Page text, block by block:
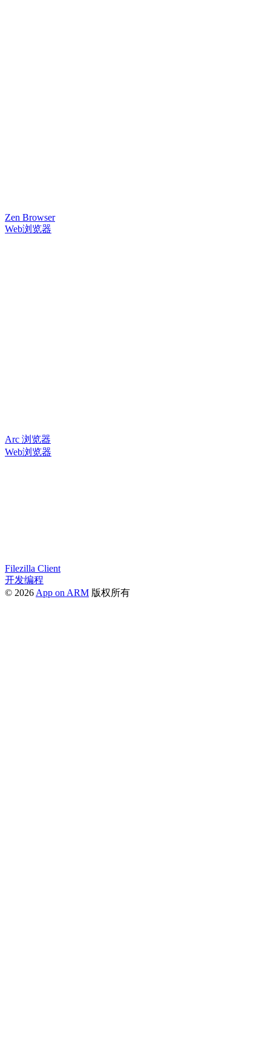
Zen Browser
Web浏览器
Arc 浏览器
Web浏览器
Filezilla Client
开发编程
© 2026 App on ARM 版权所有